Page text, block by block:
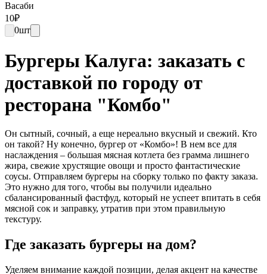
Васаби
10₽
0шт
Бургеры Калуга: заказать с
доставкой по городу от
ресторана "Комбо"
Он сытный, сочный, а еще нереально вкусный и свежий. Кто
он такой? Ну конечно, бургер от «Комбо»! В нем все для
наслаждения – большая мясная котлета без грамма лишнего
жира, свежие хрустящие овощи и просто фантастические
соусы. Отправляем бургеры на сборку только по факту заказа.
Это нужно для того, чтобы вы получили идеально
сбалансированный фастфуд, который не успеет впитать в себя
мясной сок и заправку, утратив при этом правильную
текстуру.
Где заказать бургеры на дом?
Уделяем внимание каждой позиции, делая акцент на качестве